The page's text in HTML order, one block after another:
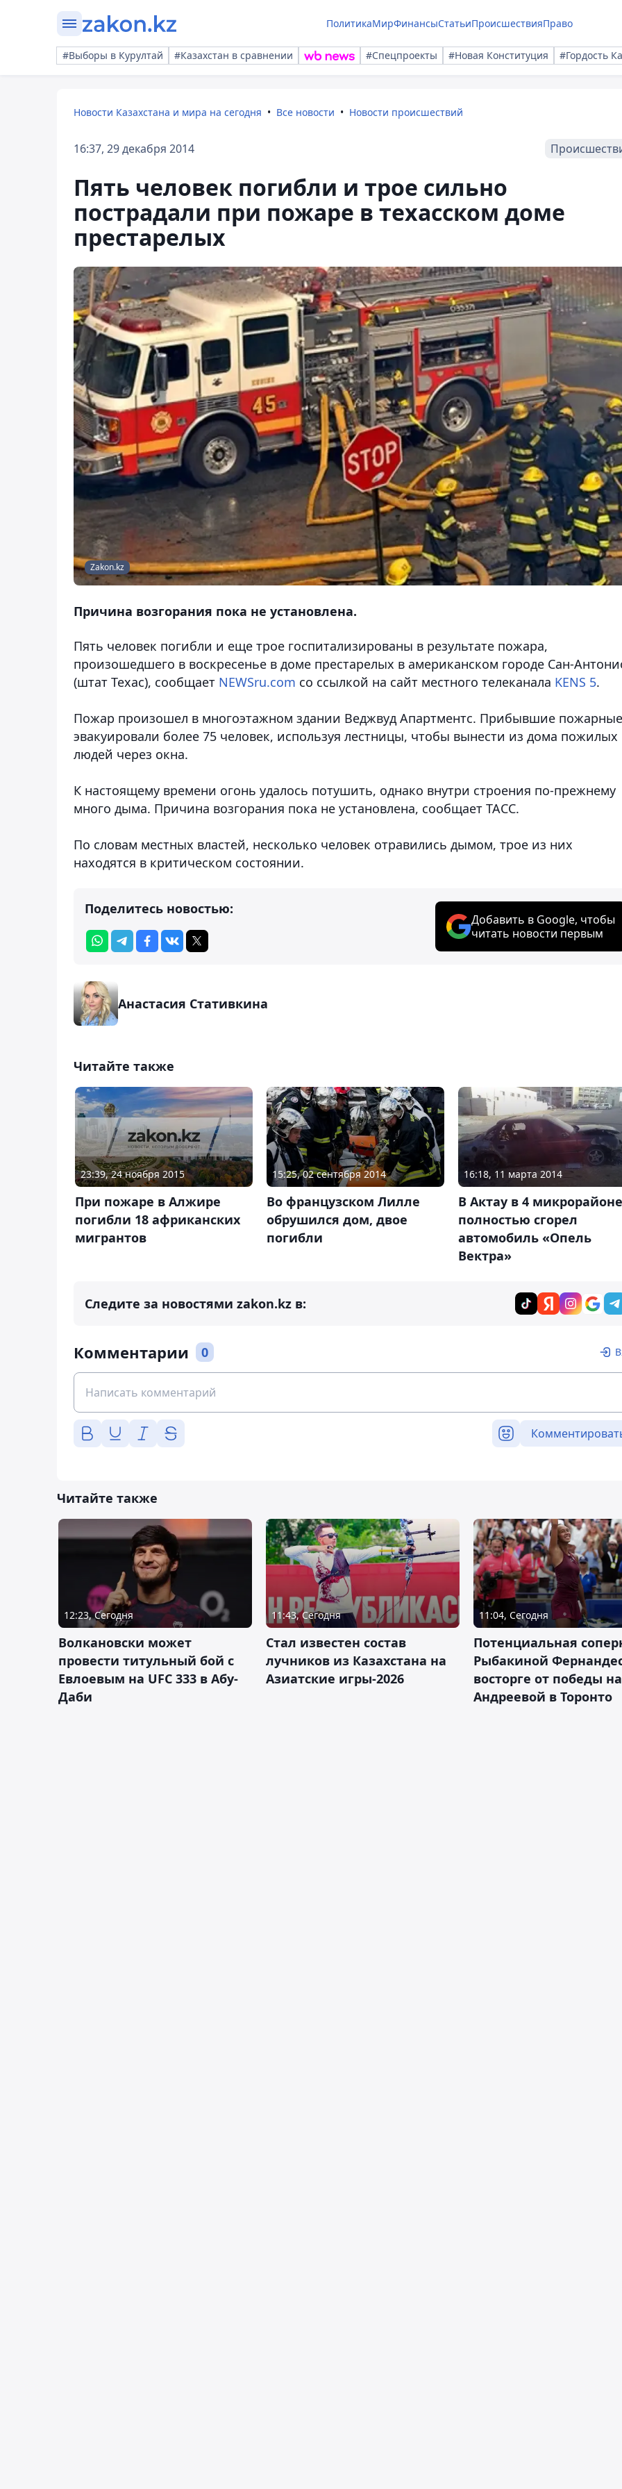
ПолитикаМирФинансыСтатьиПроисшествияПраво
#Выборы в Курултай #Казахстан в сравнении #Спецпроекты #Новая Конституция #Гордость
Новости Казахстана и мира на сегодня Все новости Новости происшествий
16:37, 29 декабря 2014
Пять человек погибли и трое сильно
пострадали при пожаре в техасском доме
престарелых
Zakon.kz
Причина возгорания пока не установлена.
Пять человек погибли и еще трое госпитализированы в результате пожара,
произошедшего в воскресенье в доме престарелых в американском городе Сан-
(штат Техас), сообщает NEWSru.com со ссылкой на сайт местного телеканала KENS 5.
Пожар произошел в многоэтажном здании Веджвуд Апартментс. Прибывшие пожарные
эвакуировали более 75 человек, используя лестницы, чтобы вынести из дома пожилых
людей через окна.
К настоящему времени огонь удалось потушить, однако внутри строения по-прежнему
много дыма. Причина возгорания пока не установлена, сообщает ТАСС.
По словам местных властей, несколько человек отравились дымом, трое из них
находятся в критическом состоянии.
Поделитесь новостью:
Добавить в Google, чтобы
читать новости первым
Анастасия Стативкина
Читайте также
23:39, 24 ноября 2015
При пожаре в Алжире
погибли 18 африканских
мигрантов
15:25, 02 сентября 2014
Во французском Лилле
обрушился дом, двое
погибли
16:18, 11 марта 2014
В Актау в 4 микрорайоне
полностью сгорел
автомобиль «Опель
Вектра»
Следите за новостями zakon.kz в:
Комментарии 0
Читайте также
12:23, Сегодня
Волкановски может
провести титульный бой с
Евлоевым на UFC 333 в Абу-
Даби
11:43, Сегодня
Стал известен состав
лучников из Казахстана на
Азиатские игры-2026
11:04, Сегодня
Потенциальная
Рыбакиной
восторге от победы
Андреевой в Торонто